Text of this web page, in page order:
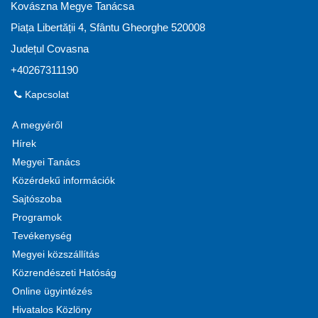
Kovászna Megye Tanácsa
Piața Libertății 4, Sfântu Gheorghe 520008
Județul Covasna
+40267311190
Kapcsolat
A megyéről
Hírek
Megyei Tanács
Közérdekű információk
Sajtószoba
Programok
Tevékenység
Megyei közszállítás
Közrendészeti Hatóság
Online ügyintézés
Hivatalos Közlöny